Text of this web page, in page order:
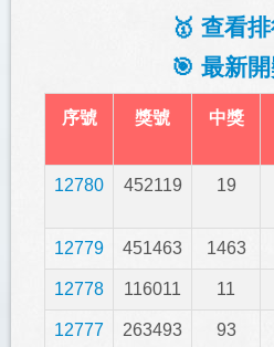
🥇 查看
🎯 最新
序號 獎號 中獎
12780 452119 19
12779 451463 1463
12778 116011 11
12777 263493 93